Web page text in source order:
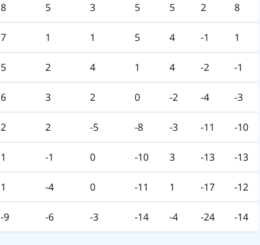
8 5 3 5 5 2 8
7 1 1 5 4 -1 1
5 2 4 1 4 -2 -1
6 3 2 0 -2 -4 -3
2 2 -5 -8 -3 -11 -10
1 -1 0 -10 3 -13 -13
1 -4 0 -11 1 -17 -12
-9 -6 -3 -14 -4 -24 -14